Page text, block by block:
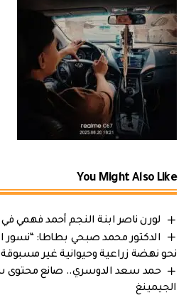
You Might Also Like
لورن ناصر ابنة النجم أحمد فهمي في
الدكتور محمد صبحي بطاطا: “نسور
نحو نهضة زراعية وحيوانية غير مسبوقة
حمد سعد الدوسري.. صانع محتوى
الجيمينغ